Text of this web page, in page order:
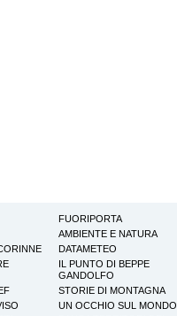
FUORIPORTA
AMBIENTE E NATURA
DATAMETEO
IL PUNTO DI BEPPE
GANDOLFO
STORIE DI MONTAGNA
UN OCCHIO SUL MONDO